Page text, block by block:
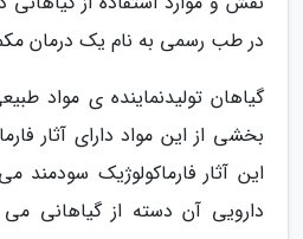
در طب رسمی به نام یک درمان
گیاهان تولیدنماینده ی مواد
بخشی از این مواد دارای آثار
این آثار فارماکولوژیک سودمند
دارویی آن دسته از گیاهانی می